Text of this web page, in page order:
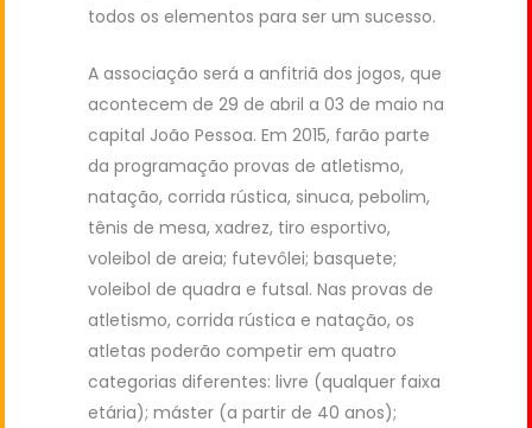
todos os elementos para ser um sucesso.
A associação será a anfitriã dos jogos, que
acontecem de 29 de abril a 03 de maio na
capital João Pessoa. Em 2015, farão parte
da programação provas de atletismo,
natação, corrida rústica, sinuca, pebolim,
tênis de mesa, xadrez, tiro esportivo,
voleibol de areia; futevôlei; basquete;
voleibol de quadra e futsal. Nas provas de
atletismo, corrida rústica e natação, os
atletas poderão competir em quatro
categorias diferentes: livre (qualquer faixa
etária); máster (a partir de 40 anos);